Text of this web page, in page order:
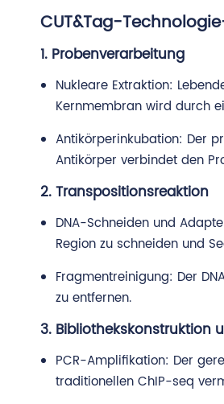
CUT&Tag-
1. Probenverarbeitung
Nukleare Extraktion:
Kernmembran wird durch
Antikörperinkubation: Der
Antikörper verbindet den
2. Transpositionsreaktion
DNA-Schneiden und
Region zu schneiden und
Fragmentreinigung: Der
zu entfernen.
3. Bibliothekskonstruktion
PCR-Amplifikation: Der
traditionellen ChIP-seq